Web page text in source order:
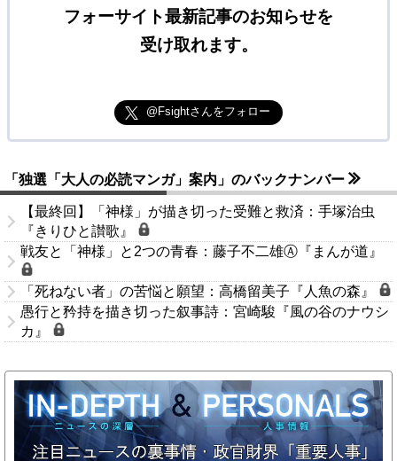
フォーサイト最新記事のお知らせを
受け取れます。
@Fsightさんをフォロー
「独選「大人の必読マンガ」案内」のバックナンバー
【最終回】「神様」が描き切った受難と救済：手塚治虫
『きりひと讃歌』
戦友と「神様」と2つの青春：藤子不二雄Ⓐ『まんが道』
「死ねない者」の苦悩と願望：高橋留美子『人魚の森』
愚行と矜持を描き切った叙事詩：宮崎駿『風の谷のナウシ
カ』